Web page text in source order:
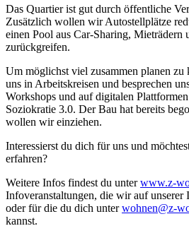
Das Quartier ist gut durch öffentliche
Zusätzlich wollen wir Autostellplätze
einen Pool aus Car-Sharing, Mieträdern
zurückgreifen.
Um möglichst viel zusammen planen
uns in Arbeitskreisen und besprechen
Workshops und auf digitalen
Soziokratie 3.0. Der Bau hat bereits
wollen wir einziehen.
Interessierst du dich für uns und
erfahren?
Weitere Infos findest du unterwww.z-
Infoveranstaltungen, die wir auf unserer
oder für die du dich unterwohnen@z-
kannst.